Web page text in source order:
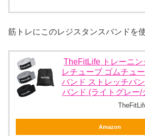
筋トレにこのレジスタンスバンドを
TheFitLife トレーニン
レチューブ ゴムチュ
バンド ストレッチバ
バンド (ライトグレー/
Amazon